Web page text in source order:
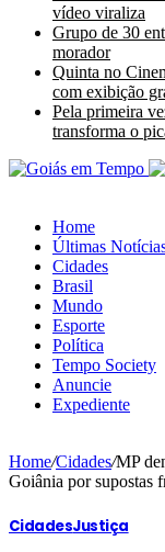
vídeo viraliza
Grupo de 30
morador
Quinta no
com exibição
Pela primeira
transforma o
Home
Últimas
Cidades
Brasil
Mundo
Esporte
Política
Tempo Society
Anuncie
Expediente
Home/Cidades/MP
Goiânia por supostas
CidadesJustiça